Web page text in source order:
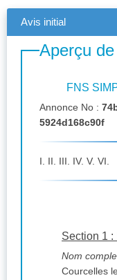
Avis initial
Aperçu
FNS
Annonce No :
5924d168c90f
I. II. III. IV. V. VI.
Section 1
Nom
Courcelles